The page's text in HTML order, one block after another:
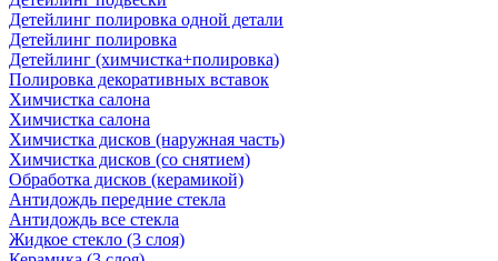
Детейлинг полировка одной детали
Детейлинг полировка
Детейлинг (химчистка+полировка)
Полировка декоративных вставок
Химчистка салона
Химчистка салона
Химчистка дисков (наружная часть)
Химчистка дисков (со снятием)
Обработка дисков (керамикой)
Антидождь передние стекла
Антидождь все стекла
Жидкое стекло (3 слоя)